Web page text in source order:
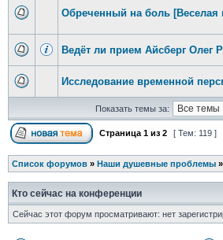
Обреченный на боль [Веселая
Ведёт ли прием Айсберг Олег
Исследование временной
Показать темы за:
Страница 1из 2 [ Тем: 119 ]
Список форумов» Наши душевные проблемы»
Кто сейчас на конференции
Сейчас этот форум просматривают: нет